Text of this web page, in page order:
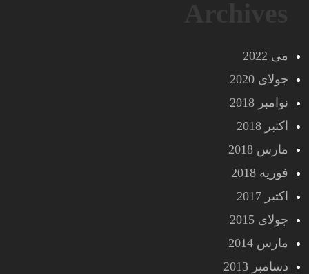
می 2022
جولای 2020
نوامبر 2018
اکتبر 2018
مارس 2018
فوریه 2018
اکتبر 2017
جولای 2015
مارس 2014
دسامبر 2013